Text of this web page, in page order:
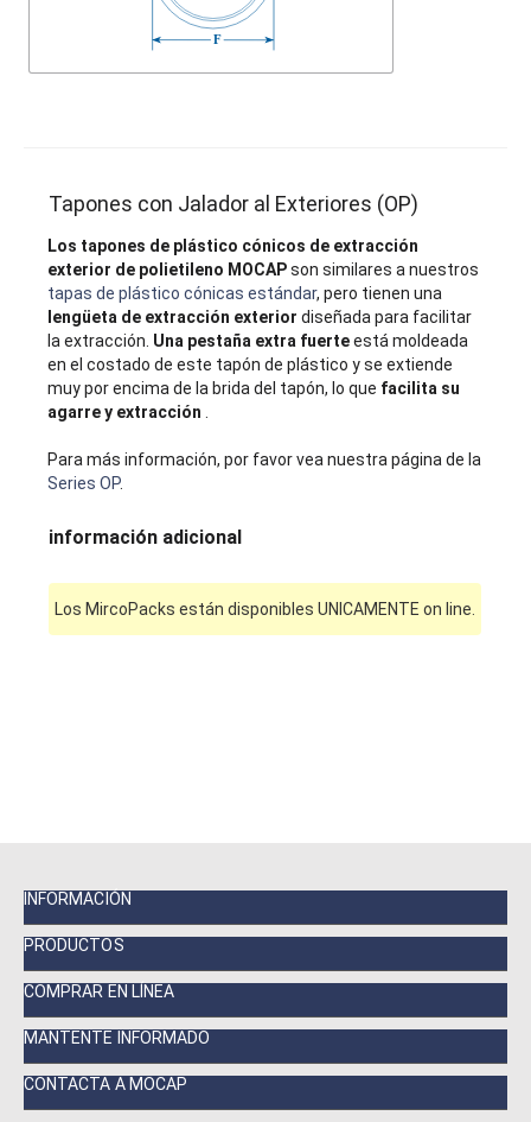
Tapones con Jalador al Exteriores (OP)
Los tapones de plástico cónicos de extracción
exterior de polietileno MOCAPson similares a nuestros
tapas de plástico cónicas estándar, pero tienen una
lengüeta de extracción exterior diseñada para facilitar
la extracción. Una pestaña extra fuerteestá moldeada
en el costado de este tapón de plástico y se extiende
muy por encima de la brida del tapón, lo que facilita su
agarre y extracción
Para más información, por favor vea nuestra página de la
Series OP.
información adicional
Los MircoPacks están disponibles UNICAMENTE on line.
INFORMACIÓN
PRODUCTOS
COMPRAR EN LÍNEA
MANTENTE INFORMADO
CONTACTA A MOCAP